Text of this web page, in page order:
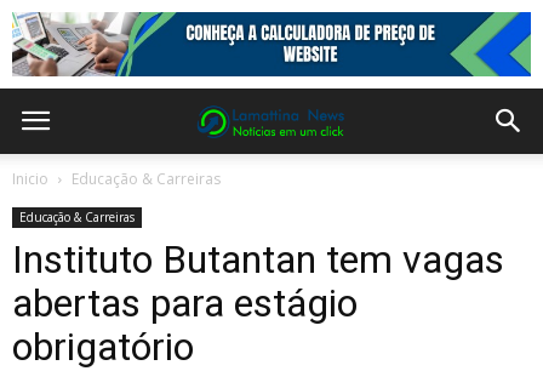
Inicio Educação & Carreiras
Educação & Carreiras
Instituto Butantan tem vagas
abertas para estágio
obrigatório